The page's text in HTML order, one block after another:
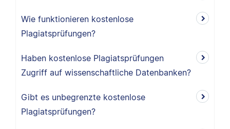
Wie funktionieren kostenlose
Plagiatsprüfungen?
Haben kostenlose Plagiatsprüfungen
Zugriff auf wissenschaftliche Datenbanken?
Gibt es unbegrenzte kostenlose
Plagiatsprüfungen?